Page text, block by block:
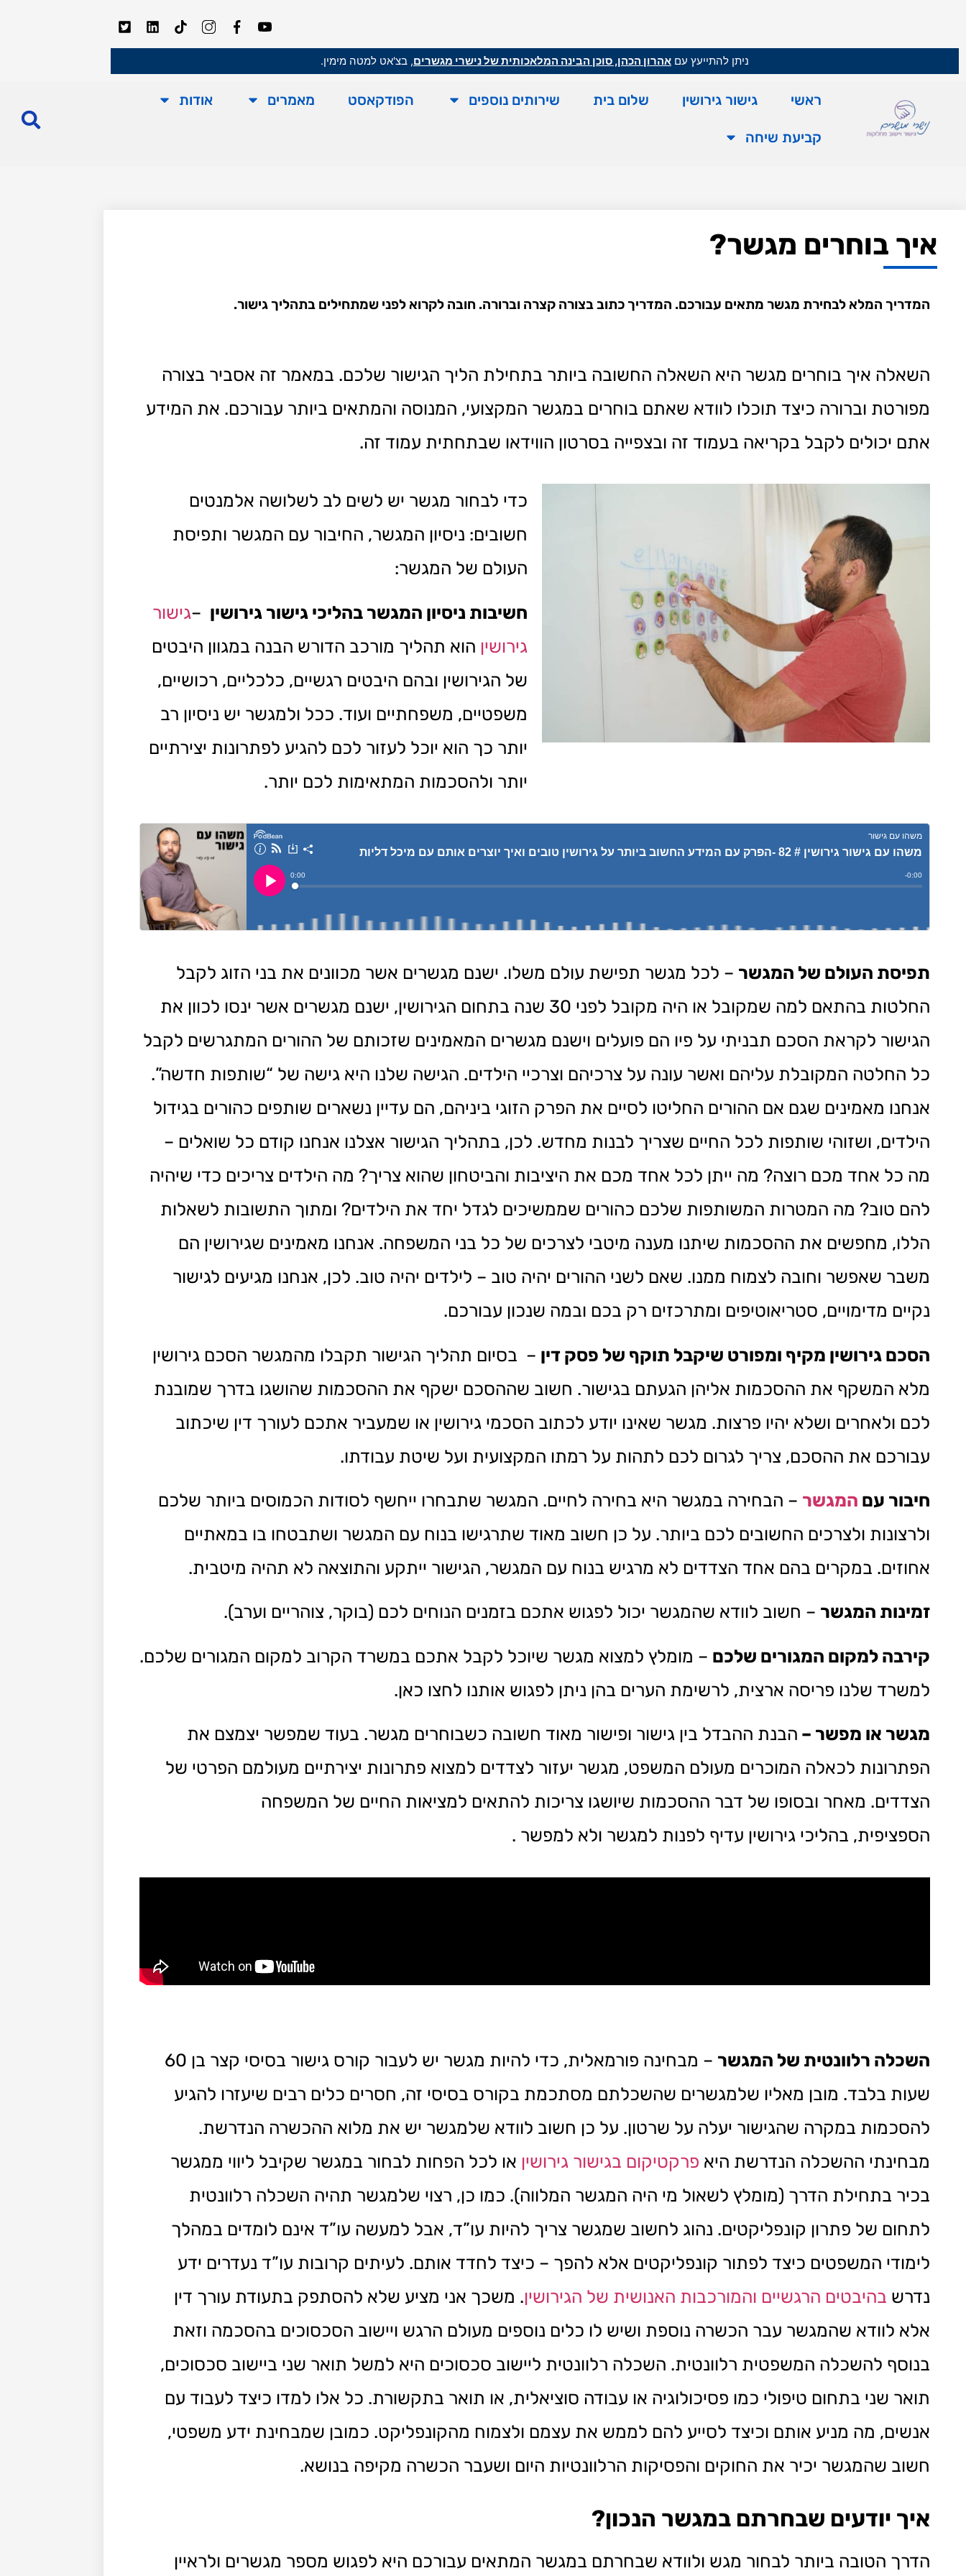
ניתן להתייעץ עם אהרון הכהן, סוכן הבינה המלאכותית של נישרי מגשרים, בצ'אט למטה מימין.
ראשי גישור גירושין שלום בית שירותים נוספים הפודקאסט מאמרים אודות
קביעת שיחה
איך בוחרים מגשר?
המדריך המלא לבחירת מגשר מתאים עבורכם. המדריך כתוב בצורה קצרה וברורה. חובה לקרוא לפני שמתחילים בתהליך גישור.
השאלה איך בוחרים מגשר היא השאלה החשובה ביותר בתחילת הליך הגישור שלכם. במאמר זה אסביר בצורה
מפורטת וברורה כיצד תוכלו לוודא שאתם בוחרים במגשר המקצועי, המנוסה והמתאים ביותר עבורכם. את המידע
אתם יכולים לקבל בקריאה בעמוד זה ובצפייה בסרטון הווידאו שבתחתית עמוד זה.
כדי לבחור מגשר יש לשים לב לשלושה אלמנטים
חשובים: ניסיון המגשר, החיבור עם המגשר ותפיסת
העולם של המגשר:
חשיבות ניסיון המגשר בהליכי גישור גירושין –גישור
גירושין הוא תהליך מורכב הדורש הבנה במגוון היבטים
של הגירושין ובהם היבטים רגשיים, כלכליים, רכושיים,
משפטיים, משפחתיים ועוד. ככל ולמגשר יש ניסיון רב
יותר כך הוא יוכל לעזור לכם להגיע לפתרונות יצירתיים
יותר ולהסכמות המתאימות לכם יותר.
תפיסת העולם של המגשר – לכל מגשר תפישת עולם משלו. ישנם מגשרים אשר מכוונים את בני הזוג לקבל
החלטות בהתאם למה שמקובל או היה מקובל לפני 30 שנה בתחום הגירושין, ישנם מגשרים אשר ינסו לכוון את
הגישור לקראת הסכם תבניתי על פיו הם פועלים וישנם מגשרים המאמינים שזכותם של ההורים המתגרשים לקבל
כל החלטה המקובלת עליהם ואשר עונה על צרכיהם וצרכיי הילדים. הגישה שלנו היא גישה של “שותפות חדשה”.
אנחנו מאמינים שגם אם ההורים החליטו לסיים את הפרק הזוגי ביניהם, הם עדיין נשארים שותפים כהורים בגידול
הילדים, ושזוהי שותפות לכל החיים שצריך לבנות מחדש. לכן, בתהליך הגישור אצלנו אנחנו קודם כל שואלים –
מה כל אחד מכם רוצה? מה ייתן לכל אחד מכם את היציבות והביטחון שהוא צריך? מה הילדים צריכים כדי שיהיה
להם טוב? מה המטרות המשותפות שלכם כהורים שממשיכים לגדל יחד את הילדים? ומתוך התשובות לשאלות
הללו, מחפשים את ההסכמות שיתנו מענה מיטבי לצרכים של כל בני המשפחה. אנחנו מאמינים שגירושין הם
משבר שאפשר וחובה לצמוח ממנו. שאם לשני ההורים יהיה טוב – לילדים יהיה טוב. לכן, אנחנו מגיעים לגישור
נקיים מדימויים, סטריאוטיפים ומתרכזים רק בכם ובמה שנכון עבורכם.
הסכם גירושין מקיף ומפורט שיקבל תוקף של פסק דין – בסיום תהליך הגישור תקבלו מהמגשר הסכם גירושין
מלא המשקף את ההסכמות אליהן הגעתם בגישור. חשוב שההסכם ישקף את ההסכמות שהושגו בדרך שמובנת
לכם ולאחרים ושלא יהיו פרצות. מגשר שאינו יודע לכתוב הסכמי גירושין או שמעביר אתכם לעורך דין שיכתוב
עבורכם את ההסכם, צריך לגרום לכם לתהות על רמתו המקצועית ועל שיטת עבודתו.
חיבור עם המגשר – הבחירה במגשר היא בחירה לחיים. המגשר שתבחרו ייחשף לסודות הכמוסים ביותר שלכם
ולרצונות ולצרכים החשובים לכם ביותר. על כן חשוב מאוד שתרגישו בנוח עם המגשר ושתבטחו בו במאתיים
אחוזים. במקרים בהם אחד הצדדים לא מרגיש בנוח עם המגשר, הגישור ייתקע והתוצאה לא תהיה מיטבית.
זמינות המגשר – חשוב לוודא שהמגשר יכול לפגוש אתכם בזמנים הנוחים לכם (בוקר, צוהריים וערב).
קירבה למקום המגורים שלכם – מומלץ למצוא מגשר שיוכל לקבל אתכם במשרד הקרוב למקום המגורים שלכם.
למשרד שלנו פריסה ארצית, לרשימת הערים בהן ניתן לפגוש אותנו לחצו כאן.
מגשר או מפשר – הבנת ההבדל בין גישור ופישור מאוד חשובה כשבוחרים מגשר. בעוד שמפשר יצמצם את
הפתרונות לכאלה המוכרים מעולם המשפט, מגשר יעזור לצדדים למצוא פתרונות יצירתיים מעולמם הפרטי של
הצדדים. מאחר ובסופו של דבר ההסכמות שיושגו צריכות להתאים למציאות החיים של המשפחה
הספציפית, בהליכי גירושין עדיף לפנות למגשר ולא למפשר .
השכלה רלוונטית של המגשר
– מבחינה פורמאלית, כדי להיות מגשר יש לעבור קורס גישור בסיסי קצר בן 60
שעות בלבד. מובן מאליו שלמגשרים שהשכלתם מסתכמת בקורס בסיסי זה, חסרים כלים רבים שיעזרו להגיע
להסכמות במקרה שהגישור יעלה על שרטון. על כן חשוב לוודא שלמגשר יש את מלוא ההכשרה הנדרשת.
מבחינתי ההשכלה הנדרשת היא פרקטיקום בגישור גירושין או לכל הפחות לבחור במגשר שקיבל ליווי ממגשר
בכיר בתחילת הדרך (מומלץ לשאול מי היה המגשר המלווה). כמו כן, רצוי שלמגשר תהיה השכלה רלוונטית
לתחום של פתרון קונפליקטים. נהוג לחשוב שמגשר צריך להיות עו”ד, אבל למעשה עו”ד אינם לומדים במהלך
לימודי המשפטים כיצד לפתור קונפליקטים אלא להפך – כיצד לחדד אותם. לעיתים קרובות עו”ד נעדרים ידע
נדרש בהיבטים הרגשיים והמורכבות האנושית של הגירושין. משכך אני מציע שלא להסתפק בתעודת עורך דין
אלא לוודא שהמגשר עבר הכשרה נוספת ושיש לו כלים נוספים מעולם הרגש ויישוב הסכסוכים בהסכמה וזאת
בנוסף להשכלה המשפטית רלוונטית. השכלה רלוונטית ליישוב סכסוכים היא למשל תואר שני ביישוב סכסוכים,
תואר שני בתחום טיפולי כמו פסיכולוגיה או עבודה סוציאלית, או תואר בתקשורת. כל אלו למדו כיצד לעבוד עם
אנשים, מה מניע אותם וכיצד לסייע להם לממש את עצמם ולצמוח מהקונפליקט. כמובן שמבחינת ידע משפטי,
חשוב שהמגשר יכיר את החוקים והפסיקות הרלוונטיות היום ושעבר הכשרה מקיפה בנושא.
איך יודעים שבחרתם במגשר הנכון?
הדרך הטובה ביותר לבחור מגש ולוודא שבחרתם במגשר המתאים עבורכם היא לפגוש מספר מגשרים ולראיין